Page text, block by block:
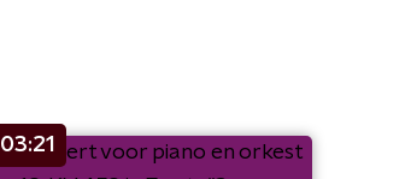
03:21